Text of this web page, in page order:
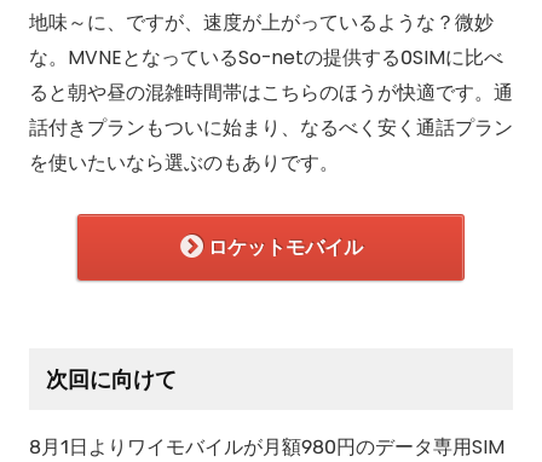
地味～に、ですが、速度が上がっているような？微妙
な。MVNEとなっているSo-netの提供する0SIMに比べ
ると朝や昼の混雑時間帯はこちらのほうが快適です。通
話付きプランもついに始まり、なるべく安く通話プラン
を使いたいなら選ぶのもありです。
ロケットモバイル
次回に向けて
8月1日よりワイモバイルが月額980円のデータ専用SIM